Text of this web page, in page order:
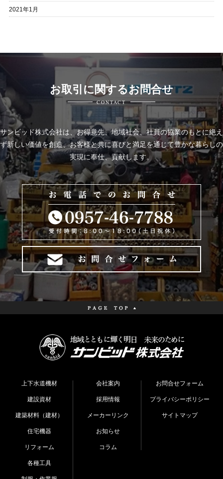
2021年1月
お取引に関するお問合せ
CONTACT
サンビッド株式会社は、お得意先、地域社会、社員の協業のもとに絶え
ず新しい価値を創造、お客様と共に喜びと満足を通じて豊かな暮らしの
実現に奉仕、貢献します。
上下水道機材
建設資材
建築材料（建材）
住宅機器
リフォーム
各種工具
会社案内
採用情報
メーカーリンク
お知らせ
コラム
お問合せフォーム
プライバシーポリシー
サイトマップ